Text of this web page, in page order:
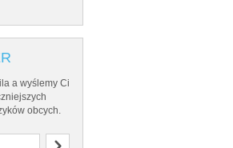
a wyślemy Ci
obcych.